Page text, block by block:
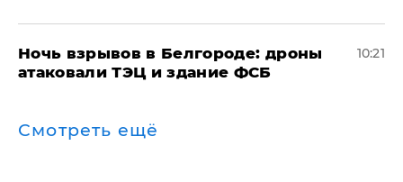
​Ночь взрывов в Белгороде: дроны
атаковали ТЭЦ и здание ФСБ
10:21
Смотреть ещё